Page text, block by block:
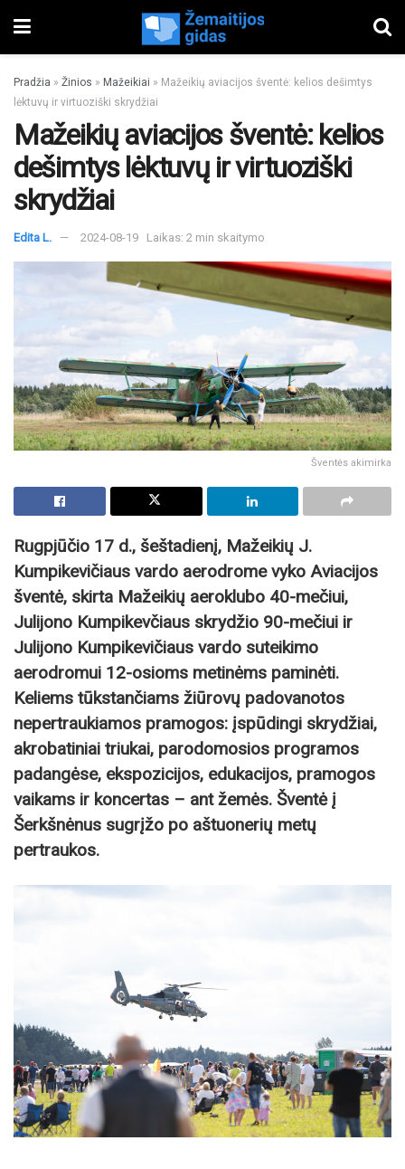
Pradžia » Žinios » Mažeikiai » Mažeikių aviacijos šventė: kelios dešimtys
lėktuvų ir virtuoziški skrydžiai
Mažeikių aviacijos šventė: kelios
dešimtys lėktuvų ir virtuoziški
skrydžiai
Edita L. 2024-08-19 Laikas: 2 min skaitymo
Šventės akimirka
Rugpjūčio 17 d., šeštadienį, Mažeikių J.
Kumpikevičiaus vardo aerodrome vyko Aviacijos
šventė, skirta Mažeikių aeroklubo 40-mečiui,
Julijono Kumpikevčiaus skrydžio 90-mečiui ir
Julijono Kumpikevičiaus vardo suteikimo
aerodromui 12-osioms metinėms paminėti.
Keliems tūkstančiams žiūrovų padovanotos
nepertraukiamos pramogos: įspūdingi skrydžiai,
akrobatiniai triukai, parodomosios programos
padangėse, ekspozicijos, edukacijos, pramogos
vaikams ir koncertas – ant žemės. Šventė į
Šerkšnėnus sugrįžo po aštuonerių metų
pertraukos.